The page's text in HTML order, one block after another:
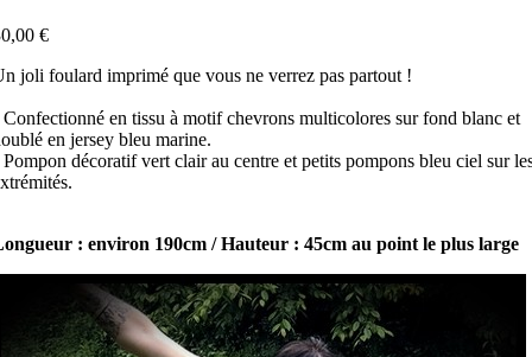
€
joli foulard imprimé que vous ne verrez pas partout !
Confectionné en tissu à motif chevrons multicolores sur fond blanc et
en jersey bleu marine.
Pompon décoratif vert clair au centre et petits pompons bleu ciel sur
: environ 190cm / Hauteur : 45cm au point le plus large